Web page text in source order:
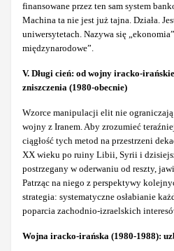
finansowane przez ten sam system
Machina ta nie jest już tajna. Działa.
uniwersytetach. Nazywa się
międzynarodowe”.
V. Długi cień: od wojny iracko-
zniszczenia (1980-obecnie)
Wzorce manipulacji elit nie ograniczają
wojny z Iranem. Aby zrozumieć
ciągłość tych metod na przestrzeni
XX wieku po ruiny Libii, Syrii i
postrzegany w oderwaniu od reszty,
Patrząc na niego z perspektywy
strategia: systematyczne osłabianie
poparcia zachodnio-izraelskich
Wojna iracko-irańska (1980-1988):